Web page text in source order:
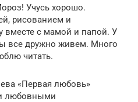
Учусь хорошо.
рисованием и
вместе с мамой и папой. У
все дружно живем. Много
читать.
«Первая любовь»
любовными